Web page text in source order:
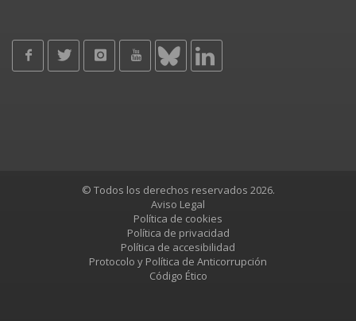
© Todos los derechos reservados 2026.
Aviso Legal
Política de cookies
Política de privacidad
Política de accesibilidad
Protocolo y Política de Anticorrupción
Código Ético